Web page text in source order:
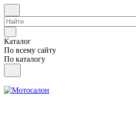
Каталог
По всему сайту
По каталогу